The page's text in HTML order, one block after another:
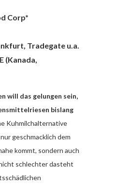
Corp*
Tradegate u.a.
(Kanada,
will das gelungen sein,
bislang
Kuhmilchalternative
geschmacklich dem
kommt, sondern auch
schlechter dasteht